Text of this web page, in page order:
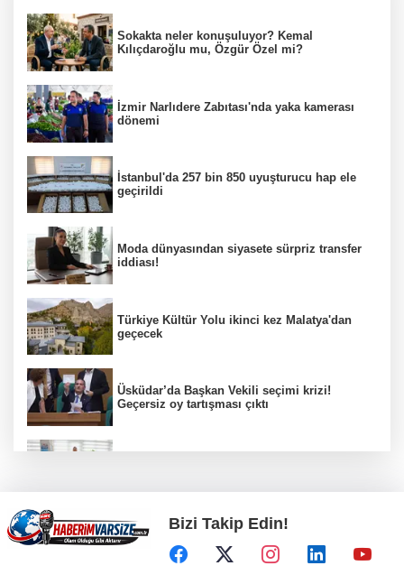
Sokakta neler konuşuluyor? Kemal
Kılıçdaroğlu mu, Özgür Özel mi?
İzmir Narlıdere Zabıtası'nda yaka kamerası
dönemi
İstanbul'da 257 bin 850 uyuşturucu hap ele
geçirildi
Moda dünyasından siyasete sürpriz transfer
iddiası!
Türkiye Kültür Yolu ikinci kez Malatya'dan
geçecek
Üsküdar’da Başkan Vekili seçimi krizi!
Geçersiz oy tartışması çıktı
Öğretmenlerin il içi atama sonuçları açıklandı
Bizi Takip Edin!